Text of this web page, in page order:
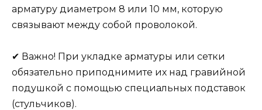
арматуру диаметром 8 или 10 мм, которую
связывают между собой проволокой.
✔ Важно! При укладке арматуры или сетки
обязательно приподнимите их над гравийной
подушкой с помощью специальных подставок
(стульчиков).